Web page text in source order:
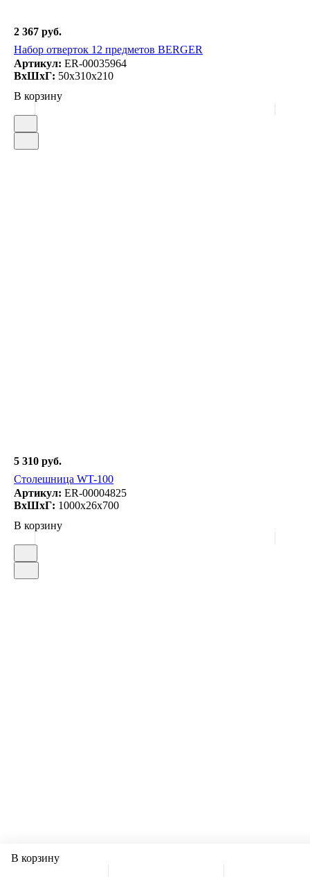
В корзину
2 367 руб.
Набор отверток 12 предметов BERGER
Артикул: ER-00035964
ВxШxГ: 50x310x210
В корзину
5 310 руб.
Столешница WT-100
Артикул: ER-00004825
ВxШxГ: 1000x26x700
В корзину